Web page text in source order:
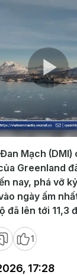
Mạch
Greenland
nay, phá vỡ
ngày ấm
đã lên tới 11,3
1
17:28